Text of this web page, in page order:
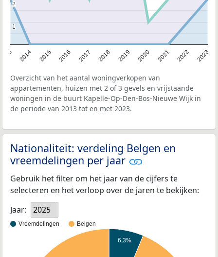
2014 2015 2016 2017 2018 2019 2020 2021 2022 2023
1
1
2
2
Overzicht van het aantal woningverkopen van
appartementen, huizen met 2 of 3 gevels en vrijstaande
woningen in de buurt Kapelle-Op-Den-Bos-Nieuwe Wijk in
de periode van 2013 tot en met 2023.
Nationaliteit: verdeling Belgen en
vreemdelingen per jaar
Gebruik het filter om het jaar van de cijfers te
selecteren en het verloop over de jaren te bekijken:
Jaar:
2025
Vreemdelingen Belgen
6,3%